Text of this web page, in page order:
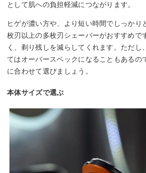
として肌への負担軽減につながります。
ヒゲが濃い方や、より短い時間でしっかり
枚刃以上の多枚刃シェーバーがおすすめで
く、剃り残しを減らしてくれます。ただし
てはオーバースペックになることもあるの
に合わせて選びましょう。
本体サイズで選ぶ